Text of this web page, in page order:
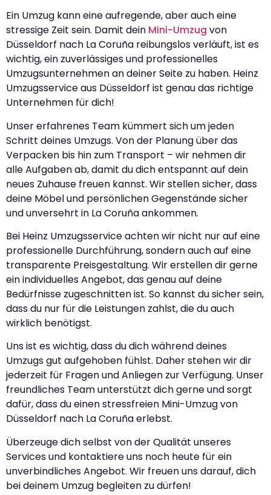
Ein Umzug kann eine aufregende, aber auch eine
stressige Zeit sein. Damit dein Mini-Umzug von
Düsseldorf nach La Coruña reibungslos verläuft, ist es
wichtig, ein zuverlässiges und professionelles
Umzugsunternehmen an deiner Seite zu haben. Heinz
Umzugsservice aus Düsseldorf ist genau das richtige
Unternehmen für dich!
Unser erfahrenes Team kümmert sich um jeden
Schritt deines Umzugs. Von der Planung über das
Verpacken bis hin zum Transport – wir nehmen dir
alle Aufgaben ab, damit du dich entspannt auf dein
neues Zuhause freuen kannst. Wir stellen sicher, dass
deine Möbel und persönlichen Gegenstände sicher
und unversehrt in La Coruña ankommen.
Bei Heinz Umzugsservice achten wir nicht nur auf eine
professionelle Durchführung, sondern auch auf eine
transparente Preisgestaltung. Wir erstellen dir gerne
ein individuelles Angebot, das genau auf deine
Bedürfnisse zugeschnitten ist. So kannst du sicher sein,
dass du nur für die Leistungen zahlst, die du auch
wirklich benötigst.
Uns ist es wichtig, dass du dich während deines
Umzugs gut aufgehoben fühlst. Daher stehen wir dir
jederzeit für Fragen und Anliegen zur Verfügung. Unser
freundliches Team unterstützt dich gerne und sorgt
dafür, dass du einen stressfreien Mini-Umzug von
Düsseldorf nach La Coruña erlebst.
Überzeuge dich selbst von der Qualität unseres
Services und kontaktiere uns noch heute für ein
unverbindliches Angebot. Wir freuen uns darauf, dich
bei deinem Umzug begleiten zu dürfen!